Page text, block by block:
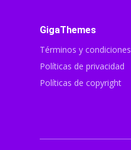
GigaThemes
Términos y condiciones
Políticas de privacidad
Políticas de copyright